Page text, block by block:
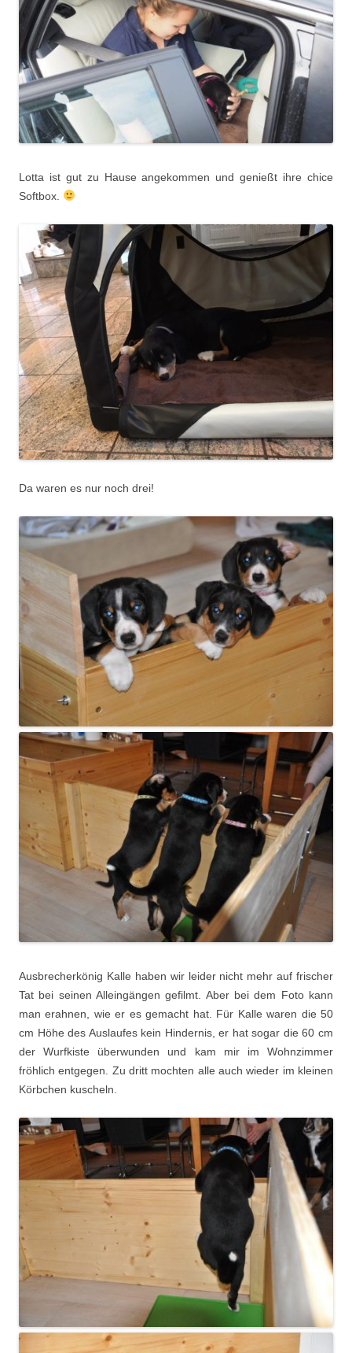
Lotta ist gut zu Hause angekommen und genießt ihre chice
Softbox.
Da waren es nur noch drei!
Ausbrecherkönig Kalle haben wir leider nicht mehr auf frischer
Tat bei seinen Alleingängen gefilmt. Aber bei dem Foto kann
man erahnen, wie er es gemacht hat. Für Kalle waren die 50
cm Höhe des Auslaufes kein Hindernis, er hat sogar die 60 cm
der Wurfkiste überwunden und kam mir im Wohnzimmer
fröhlich entgegen. Zu dritt mochten alle auch wieder im kleinen
Körbchen kuscheln.